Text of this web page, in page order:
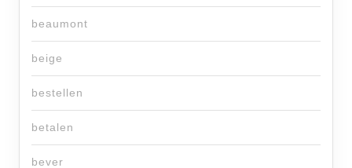
beaumont
beige
bestellen
betalen
bever